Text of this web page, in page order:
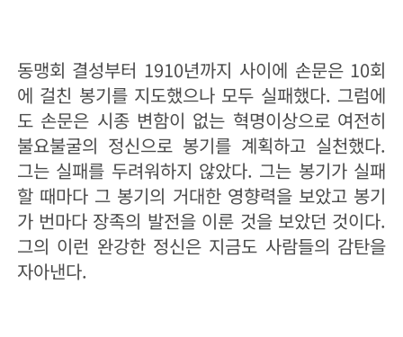
동맹회 결성부터 1910년까지 사이에 손문은 10회
에 걸친 봉기를 지도했으나 모두 실패했다. 그럼에
도 손문은 시종 변함이 없는 혁명이상으로 여전히
불요불굴의 정신으로 봉기를 계획하고 실천했다.
그는 실패를 두려워하지 않았다. 그는 봉기가 실패
할 때마다 그 봉기의 거대한 영향력을 보았고 봉기
가 번마다 장족의 발전을 이룬 것을 보았던 것이다.
그의 이런 완강한 정신은 지금도 사람들의 감탄을
자아낸다.